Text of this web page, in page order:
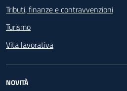
Tributi, finanze e contravvenzioni
Turismo
Vita lavorativa
NOVITÀ